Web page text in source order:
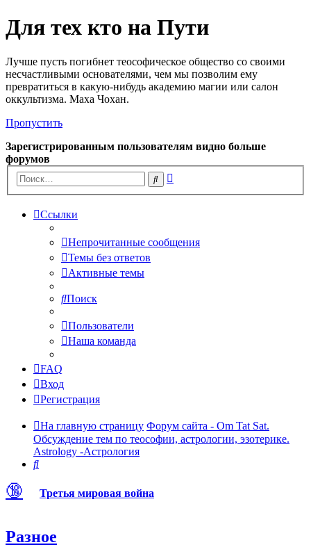
Для тех кто на Пути
Лучше пусть погибнет теософическое общество со своими
несчастливыми основателями, чем мы позволим ему
превратиться в какую-нибудь академию магии или салон
оккультизма. Маха Чохан.
Пропустить
Зарегистрированным пользователям видно больше
форумов
Поиск
Ссылки
Непрочитанные сообщения
Темы без ответов
Активные темы
Поиск
Пользователи
Наша команда
FAQ
Вход
Регистрация
На главную страницу Форум сайта - Om Tat Sat.
Обсуждение тем по теософии, астрологии, эзотерике.
Astrology -Астрология
Поиск
🔞 Третья мировая война
Разное